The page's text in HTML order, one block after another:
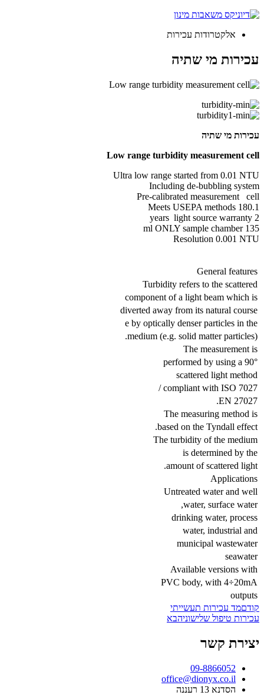
אלקטרודות עכירות
עכירות מי שתיה
עכירות מי שתיה
Low range turbidity measurement cell
Ultra low range started from 0.01 NTU
Including de-bubbling system
Pre-calibrated measurement cell
Meets USEPA methods 180.1
2 years light source warranty
135 ml ONLY sample chamber
Resolution 0.001 NTU
General features
Turbidity refers to the scattered
component of a light beam which is
diverted away from its natural course
e by optically denser particles in the
medium (e.g. solid matter particles).
The measurement is
performed by using a 90°
scattered light method
compliant with ISO 7027 /
EN 27027.
The measuring method is
based on the Tyndall effect.
The turbidity of the medium
is determined by the
amount of scattered light.
Applications
Untreated water and well
water, surface water,
drinking water, process
water, industrial and
municipal wastewater
seawater
Available versions with
PVC body, with 4÷20mA
outputs
קודםמד עכירות תעשייתי
עכירות טיפול שלישוניהבא
יצירת קשר
09-8866052
office@dionyx.co.il
הסדנא 13 רעננה